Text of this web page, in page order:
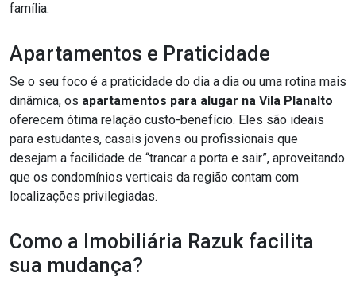
família.
Apartamentos e Praticidade
Se o seu foco é a praticidade do dia a dia ou uma rotina mais
dinâmica, os apartamentos para alugar na Vila Planalto
oferecem ótima relação custo-benefício. Eles são ideais
para estudantes, casais jovens ou profissionais que
desejam a facilidade de “trancar a porta e sair”, aproveitando
que os condomínios verticais da região contam com
localizações privilegiadas.
Como a Imobiliária Razuk facilita
sua mudança?